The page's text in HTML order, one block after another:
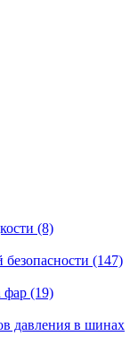
(8)
(147)
фар (19)
давления в шинах